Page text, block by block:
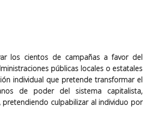
los cientos de campañas a favor del
públicas locales o estatales
individual que pretende transformar el
de poder del sistema capitalista,
culpabilizar al individuo por